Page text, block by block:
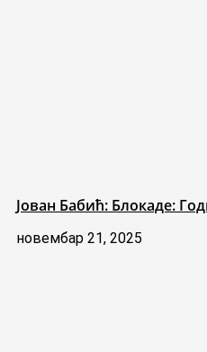
Јован Бабић: Блокаде:
новембар 21, 2025